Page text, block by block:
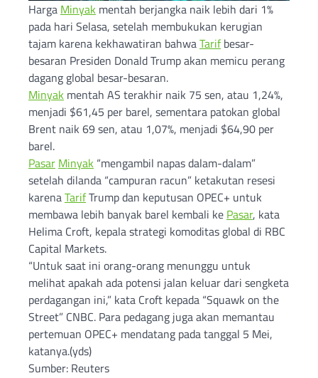
Harga Minyak mentah berjangka naik lebih dari 1%
pada hari Selasa, setelah membukukan kerugian
tajam karena kekhawatiran bahwaTarifbesar-
besaran Presiden Donald Trump akan memicu perang
dagang global besar-besaran.
Minyak mentah AS terakhir naik 75 sen, atau 1,24%,
menjadi $61,45 per barel, sementara patokan global
Brent naik 69 sen, atau 1,07%, menjadi $64,90 per
barel.
Pasar Minyak “mengambil napas dalam-dalam”
setelah dilanda “campuran racun” ketakutan resesi
karenaTarifTrump dan keputusan OPEC+ untuk
membawa lebih banyak barel kembali ke Pasar, kata
Helima Croft, kepala strategi komoditas global di RBC
Capital Markets.
“Untuk saat ini orang-orang menunggu untuk
melihat apakah ada potensi jalan keluar dari sengketa
perdagangan ini,” kata Croft kepada “Squawk on the
Street” CNBC. Para pedagang juga akan memantau
pertemuan OPEC+ mendatang pada tanggal 5 Mei,
katanya.(yds)
Sumber: Reuters